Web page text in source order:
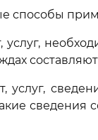
способы
услуг,
услуг,
сведения